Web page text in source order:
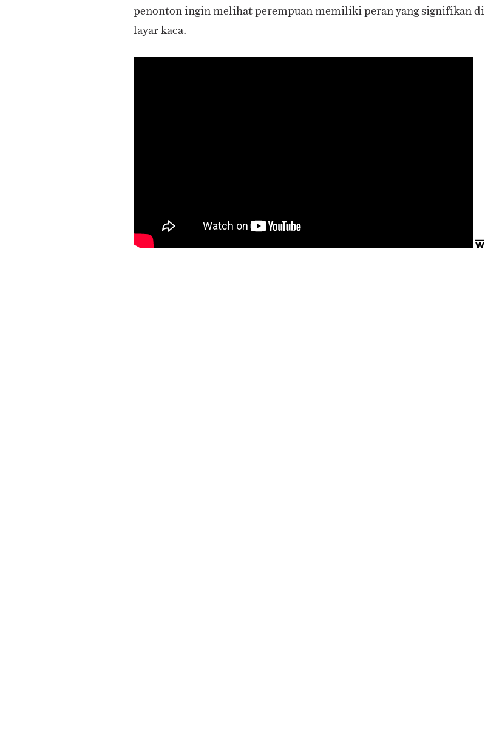
penonton ingin melihat perempuan memiliki peran yang signifikan di
layar kaca.